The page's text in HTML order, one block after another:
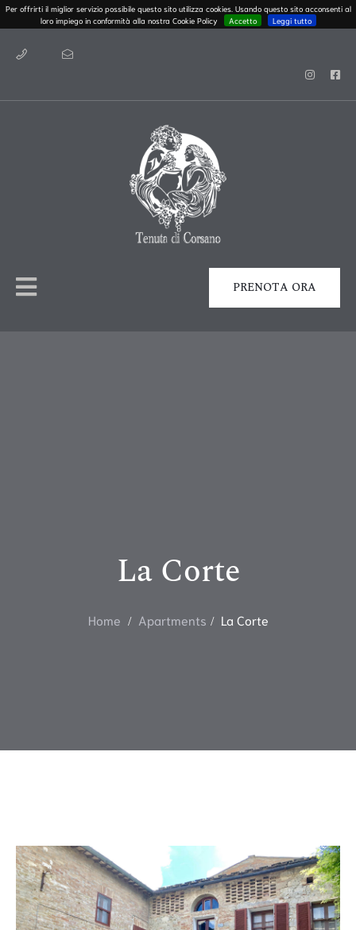
Per offrirti il miglior servizio possibile questo sito utilizza cookies. Usando questo sito acconsenti al
loro impiego in conformità alla nostra Cookie Policy
Accetto Leggi tutto
PRENOTA ORA
La Corte
Home Apartments La Corte